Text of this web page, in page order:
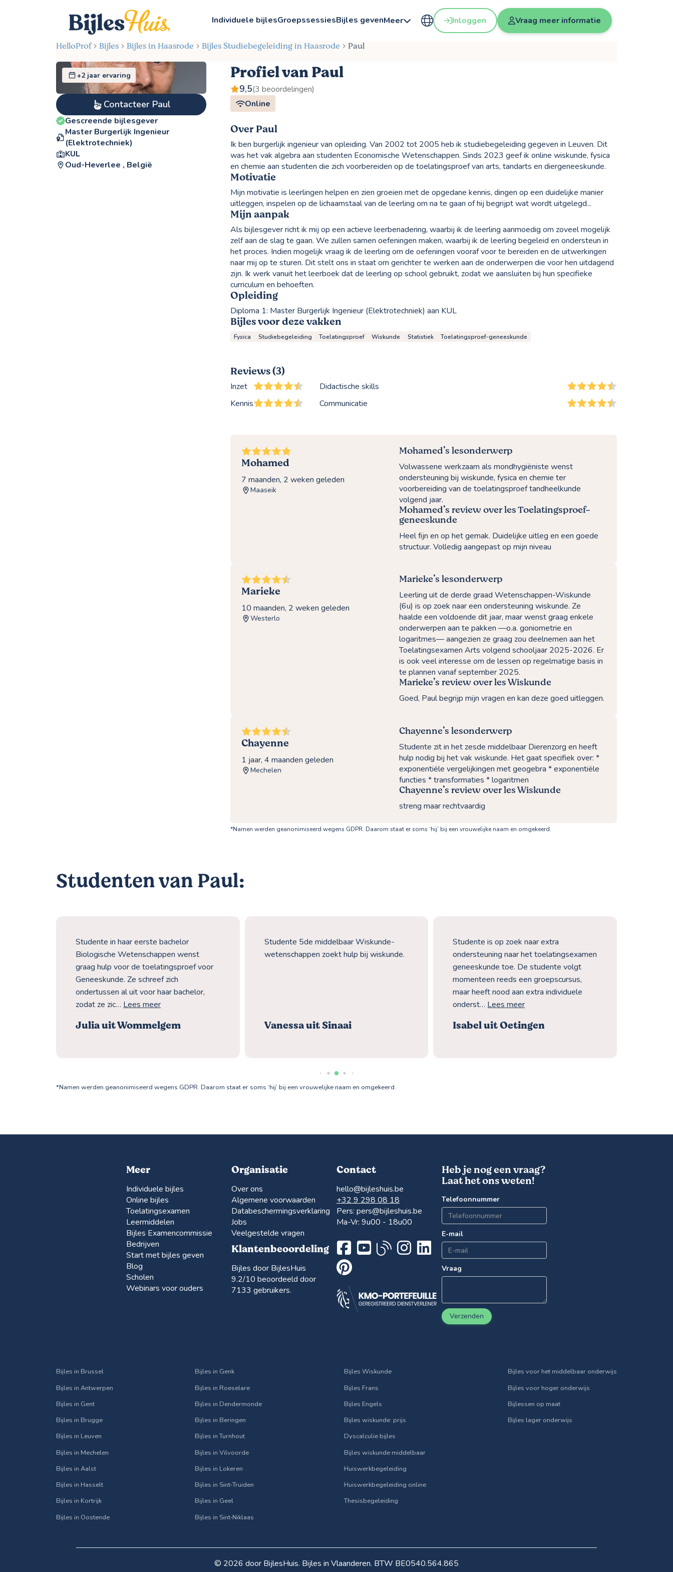
Individuele bijlesGroepssessiesBijles gevenMeer Inloggen Vraag meer informatie
HelloProf Bijles Bijles in Haasrode Bijles Studiebegeleiding in Haasrode Paul
+2 jaar ervaring
Contacteer Paul
Gescreende bijlesgever
Master Burgerlijk Ingenieur
(Elektrotechniek)
KUL
Oud-Heverlee , België
Profiel van Paul
9,5(3 beoordelingen)
Online
Over Paul
Ik ben burgerlijk ingenieur van opleiding. Van 2002 tot 2005 heb ik studiebegeleiding gegeven in Leuven. Dit
was het vak algebra aan studenten Economische Wetenschappen. Sinds 2023 geef ik online wiskunde, fysica
en chemie aan studenten die zich voorbereiden op de toelatingsproef van arts, tandarts en diergeneeskunde.
Motivatie
Mijn motivatie is leerlingen helpen en zien groeien met de opgedane kennis, dingen op een duidelijke manier
uitleggen, inspelen op de lichaamstaal van de leerling om na te gaan of hij begrijpt wat wordt uitgelegd...
Mijn aanpak
Als bijlesgever richt ik mij op een actieve leerbenadering, waarbij ik de leerling aanmoedig om zoveel mogelijk
zelf aan de slag te gaan. We zullen samen oefeningen maken, waarbij ik de leerling begeleid en ondersteun in
het proces. Indien mogelijk vraag ik de leerling om de oefeningen vooraf voor te bereiden en de uitwerkingen
naar mij op te sturen. Dit stelt ons in staat om gerichter te werken aan de onderwerpen die voor hen uitdagend
zijn. Ik werk vanuit het leerboek dat de leerling op school gebruikt, zodat we aansluiten bij hun specifieke
curriculum en behoeften.
Opleiding
Diploma 1: Master Burgerlijk Ingenieur (Elektrotechniek) aan KUL
Bijles voor deze vakken
Fysica Studiebegeleiding Toelatingsproef Wiskunde Statistiek Toelatingsproef-geneeskunde
Reviews (3)
Inzet
Didactische skills
Kennis
Communicatie
Mohamed
Maaseik
7 maanden, 2 weken geleden
Mohamed’s lesonderwerp
Volwassene werkzaam als mondhygiëniste wenst
ondersteuning bij wiskunde, fysica en chemie ter
voorbereiding van de toelatingsproef tandheelkunde
volgend jaar.
Mohamed’s review over les Toelatingsproef-
geneeskunde
Heel fijn en op het gemak. Duidelijke uitleg en een goede
structuur. Volledig aangepast op mijn niveau
Marieke
Westerlo
10 maanden, 2 weken geleden
Marieke’s lesonderwerp
Leerling uit de derde graad Wetenschappen-Wiskunde
(6u) is op zoek naar een ondersteuning wiskunde. Ze
haalde een voldoende dit jaar, maar wenst graag enkele
onderwerpen aan te pakken —o.a. goniometrie en
logaritmes— aangezien ze graag zou deelnemen aan het
Toelatingsexamen Arts volgend schooljaar 2025-2026. Er
is ook veel interesse om de lessen op regelmatige basis in
te plannen vanaf september 2025.
Marieke’s review over les Wiskunde
Goed, Paul begrijp mijn vragen en kan deze goed uitleggen.
Chayenne
Mechelen
1 jaar, 4 maanden geleden
Chayenne’s lesonderwerp
Studente zit in het zesde middelbaar Dierenzorg en heeft
hulp nodig bij het vak wiskunde. Het gaat specifiek over: *
exponentiële vergelijkingen met geogebra * exponentiële
functies * transformaties * logaritmen
Chayenne’s review over les Wiskunde
streng maar rechtvaardig
*Namen werden geanonimiseerd wegens GDPR. Daarom staat er soms ‘hij’ bij een vrouwelijke naam en omgekeerd.
Studenten van Paul:
Studente in haar eerste bachelor
Biologische Wetenschappen wenst
graag hulp voor de toelatingsproef voor
Geneeskunde. Ze schreef zich
ondertussen al uit voor haar bachelor,
zodat ze zic…Lees meer
Julia uit Wommelgem
Studente 5de middelbaar Wiskunde-
wetenschappen zoekt hulp bij wiskunde.
Vanessa uit Sinaai
Studente is op zoek naar extra
ondersteuning naar het toelatingsexamen
geneeskunde toe. De studente volgt
momenteen reeds een groepscursus,
maar heeft nood aan extra individuele
onderst…Lees meer
Isabel uit Oetingen
*Namen werden geanonimiseerd wegens GDPR. Daarom staat er soms ‘hij’ bij een vrouwelijke naam en omgekeerd.
Meer
Individuele bijles
Online bijles
Toelatingsexamen
Leermiddelen
Bijles Examencommissie
Bedrijven
Start met bijles geven
Blog
Scholen
Webinars voor ouders
Organisatie
Over ons
Algemene voorwaarden
Databeschermingsverklaring
Jobs
Veelgestelde vragen
Klantenbeoordeling
Bijles door BijlesHuis
9.2/10 beoordeeld door
7133 gebruikers.
Contact
hello@bijleshuis.be
+32 9 298 08 18
Pers: pers@bijleshuis.be
Ma-Vr: 9u00 - 18u00
Heb je nog een vraag?
Laat het ons weten!
Telefoonnummer
E-mail
Vraag
Verzenden
Bijles in Brussel
Bijles in Antwerpen
Bijles in Gent
Bijles in Brugge
Bijles in Leuven
Bijles in Mechelen
Bijles in Aalst
Bijles in Hasselt
Bijles in Kortrijk
Bijles in Oostende
Bijles in Genk
Bijles in Roeselare
Bijles in Dendermonde
Bijles in Beringen
Bijles in Turnhout
Bijles in Vilvoorde
Bijles in Lokeren
Bijles in Sint‑Truiden
Bijles in Geel
Bijles in Sint‑Niklaas
Bijles Wiskunde
Bijles Frans
Bijles Engels
Bijles wiskunde: prijs
Dyscalculie bijles
Bijles wiskunde middelbaar
Huiswerkbegeleiding
Huiswerkbegeleiding online
Thesisbegeleiding
Bijles voor het middelbaar onderwijs
Bijles voor hoger onderwijs
Bijlessen op maat
Bijles lager onderwijs
© 2026 door BijlesHuis. Bijles in Vlaanderen. BTW BE0540.564.865